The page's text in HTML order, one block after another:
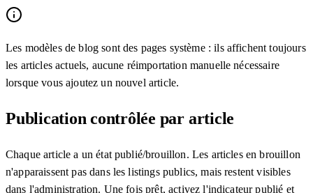
Les modèles de blog sont des pages système : ils affichent toujours
les articles actuels, aucune réimportation manuelle nécessaire
lorsque vous ajoutez un nouvel article.
Publication contrôlée par article
Chaque article a un état publié/brouillon. Les articles en brouillon
n'apparaissent pas dans les listings publics, mais restent visibles
dans l'administration. Une fois prêt, activez l'indicateur publié et